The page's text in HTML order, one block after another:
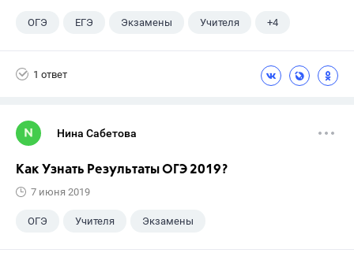
ОГЭ ЕГЭ Экзамены Учителя +4
1 ответ
Нина Сабетова
Как Узнать Результаты ОГЭ 2019?
7 июня 2019
ОГЭ Учителя Экзамены